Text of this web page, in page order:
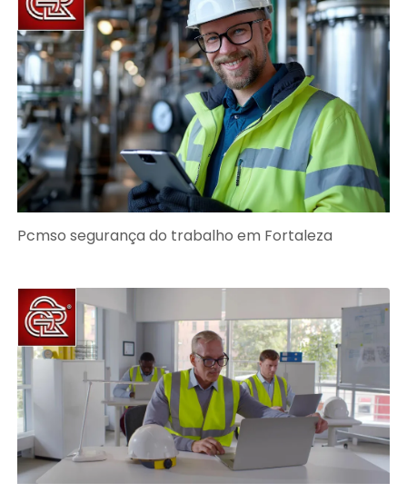
Pcmso segurança do trabalho em Fortaleza